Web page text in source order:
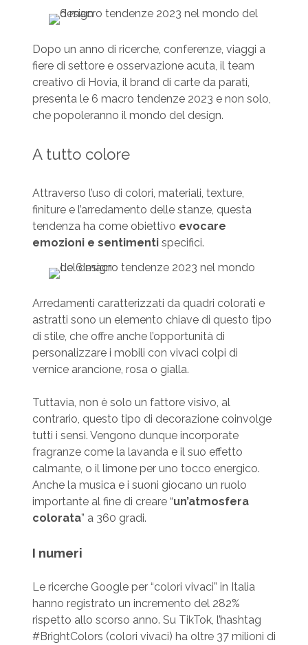
Dopo un anno di ricerche, conferenze, viaggi a
fiere di settore e osservazione acuta, il team
creativo di Hovia, il brand di carte da parati,
presenta le 6 macro tendenze 2023 e non solo,
che popoleranno il mondo del design.
A tutto colore
Attraverso l’uso di colori, materiali, texture,
finiture e l’arredamento delle stanze, questa
tendenza ha come obiettivo evocare
emozioni e sentimentispecifici.
Arredamenti caratterizzati da quadri colorati e
astratti sono un elemento chiave di questo tipo
di stile, che offre anche l’opportunità di
personalizzare i mobili con vivaci colpi di
vernice arancione, rosa o gialla.
Tuttavia, non è solo un fattore visivo, al
contrario, questo tipo di decorazione coinvolge
tutti i sensi. Vengono dunque incorporate
fragranze come la lavanda e il suo effetto
calmante, o il limone per uno tocco energico.
Anche la musica e i suoni giocano un ruolo
importante al fine di creare “un’atmosfera
colorata” a 360 gradi.
I numeri
Le ricerche Google per “colori vivaci” in Italia
hanno registrato un incremento del 282%
rispetto allo scorso anno. Su TikTok, l’hashtag
#BrightColors (colori vivaci) ha oltre 37 milioni di